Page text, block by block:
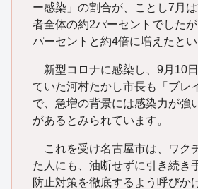
ー感染」の割合が、ことし7月
者全体の約2パーセントでした
パーセントと約4倍に増えたとい
新型コロナに感染し、9月10
ていた河村たかし市長も「ブレ
で、急増の背景には感染力が強
があるとみられています。
これを受け名古屋市は、ワク
た人にも、油断せずに引き続き
防止対策を徹底するよう呼びか